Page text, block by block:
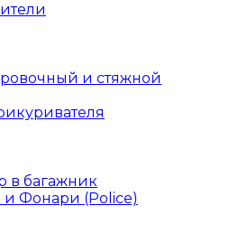
и стяжной
в багажник
Фонари (Police)